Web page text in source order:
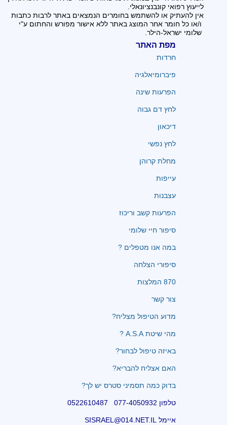
לייעוץ רפואי קונבנציונאלי.
אין להעתיק או להשתמש בחומרים הנמצאים באתר לרבות כתבות
ו/או כל חומר אחר המוצג באתר ללא אישור מפורש והחתום ע"י
שלומי ישראל-הילר.
מפת האתר
חרדות
פיברומיאלגיה
הפרעות שינה
לחץ דם גבוה
דיכאון
לחץ נפשי
מחלת קרוהן
עייפות
עצבנות
הפרעות קשב וריכוז
סיפור חיי שלומי
במה אנו מטפלים ?
סיפורי הצלחה
870 המלצות
צור קשר
מדוע הטיפול מצליח?
מהי שיטת A.S.A ?
באיזה טיפול לבחור?
האם אצליח להבריא?
בדוק כמה תסמיני סטרס יש לך?
טלפון 077-4050932 0522610487
איימל SISRAEL@014.NET.IL